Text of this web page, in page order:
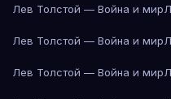
Лев Толстой — Война и мир
Лев Толстой — Война и мир
Лев Толстой — Война и мир